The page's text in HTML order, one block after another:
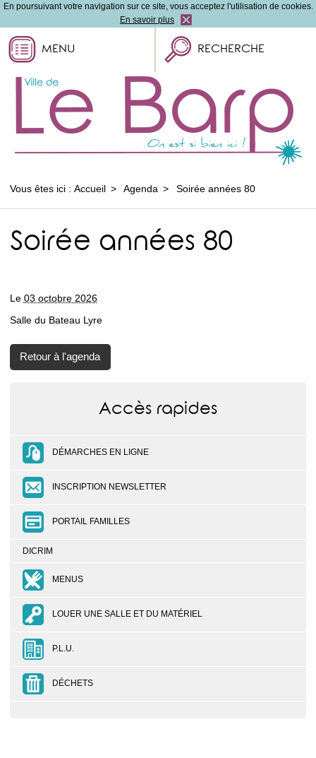
En poursuivant votre navigation sur ce site, vous acceptez l'utilisation de cookies.
En savoir plus
MENU RECHERCHE
Vous êtes ici : Accueil Agenda Soirée années 80
Soirée années 80
Le 03 octobre 2026
Salle du Bateau Lyre
Retour à l'agenda
Accès rapides
DÉMARCHES EN LIGNE
INSCRIPTION NEWSLETTER
PORTAIL FAMILLES
DICRIM
MENUS
LOUER UNE SALLE ET DU MATÉRIEL
P.L.U.
DÉCHETS